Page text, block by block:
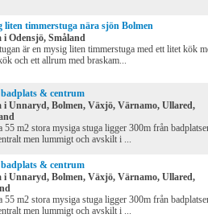
liten timmerstuga nära sjön Bolmen
i Odensjö, Småland
är en mysig liten timmerstuga med ett litet kök
och ett allrum med braskam...
& centrum
i Unnaryd, Bolmen, Växjö, Värnamo, Ullared,
55 m2 stora mysiga stuga ligger 300m från
men lummigt och avskilt i ...
& centrum
i Unnaryd, Bolmen, Växjö, Värnamo, Ullared,
55 m2 stora mysiga stuga ligger 300m från
men lummigt och avskilt i ...